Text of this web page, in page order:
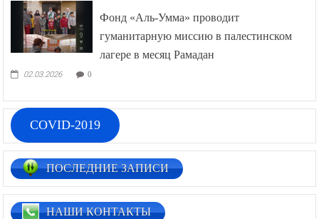
Фонд «Аль-Умма» проводит
гуманитарную миссию в палестинском
лагере в месяц Рамадан
02.03.2026 0
COVID-2019
ПОСЛЕДНИЕ ЗАПИСИ
НАШИ КОНТАКТЫ